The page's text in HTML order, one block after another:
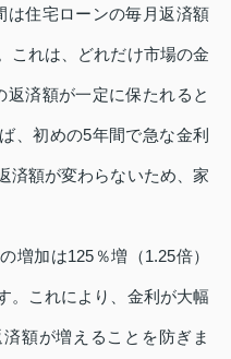
は住宅ローンの毎月返済額
これは、どれだけ市場の金
済額が一定に保たれると
、初めの5年間で急な金利
済額が変わらないため、家
増加は125％増（1.25倍）
。これにより、金利が大幅
額が増えることを防ぎま